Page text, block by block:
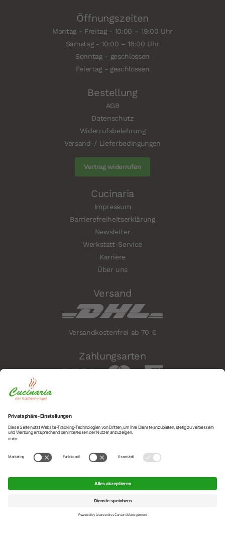
Öffnungszeiten
Montag - Freitag - 10:00 – 19:00 Uhr
Samstag - 10:00 – 18:00 Uhr
Sonntag - geschlossen
Feiertag - geschlossen
Bestellung
AGB
Datenschutz
Widerrufsbelehrung
Versand-/ Lieferbedingungen
Vertrag widerrufen
Cucinaria
Impressum
Barrierefreiheitserklärung
Newsletter
Werkstatt-Service
Karriere
Über uns
Versand
Versandkostenfrei ab 70 €
Zahlungsarten
Sicherheit
Social